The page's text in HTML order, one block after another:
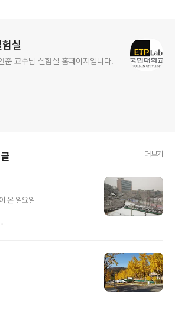
실
준 교수님 실험실 홈페이지입니다.
더보기
온 일요일